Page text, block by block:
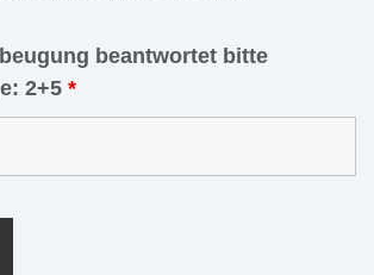
beantwortet bitte
2+5 *